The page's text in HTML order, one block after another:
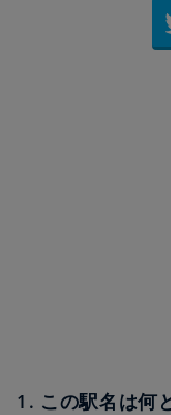
1. この駅名は何